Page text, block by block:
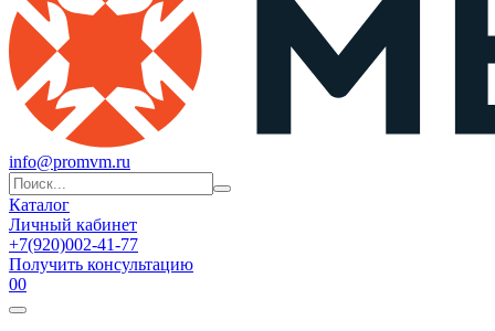
info@promvm.ru
Каталог
Личный кабинет
+7(920)002-41-77
Получить консультацию
00